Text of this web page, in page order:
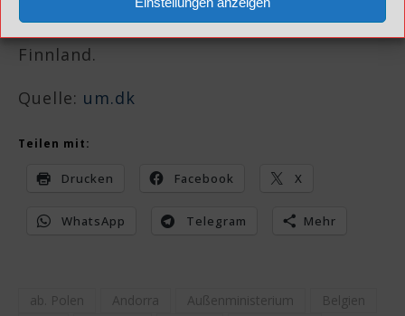
Maakond in Estland und Pohjanmaa in
Finnland.
Quelle: um.dk
Teilen mit:
Drucken Facebook X
WhatsApp Telegram Mehr
ab. Polen Andorra Außenministerium
Belgien